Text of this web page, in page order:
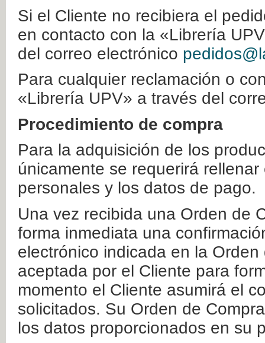
Si el Cliente no recibiera el
en contacto con la «Librería
del correo electrónico
Para cualquier reclamación o
«Librería UPV» a través del
Procedimiento de compra
Para la adquisición de los
únicamente se requerirá
personales y los datos de pago.
Una vez recibida una Orden de
forma inmediata una
electrónico indicada en la
aceptada por el Cliente para
momento el Cliente asumirá el
solicitados. Su Orden de
los datos proporcionados en su